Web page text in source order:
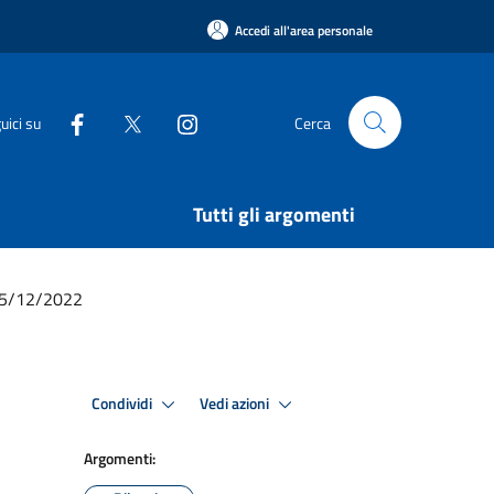
Accedi all'area personale
su Cerca
Tutti gli argomenti
5/12/2022
Condividi Vedi azioni
Argomenti: